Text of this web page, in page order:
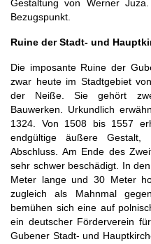
Gestaltung von Werner
Bezugspunkt.
Ruine der Stadt- und
Die imposante Ruine der
zwar heute im Stadtgebiet
der Neiße. Sie gehört
Bauwerken. Urkundlich
1324. Von 1508 bis 1557
endgültige äußere Gestalt,
Abschluss. Am Ende des
sehr schwer beschädigt. In
Meter lange und 30 Meter
zugleich als Mahnmal
bemühen sich eine auf
ein deutscher Förderverein
Gubener Stadt- und